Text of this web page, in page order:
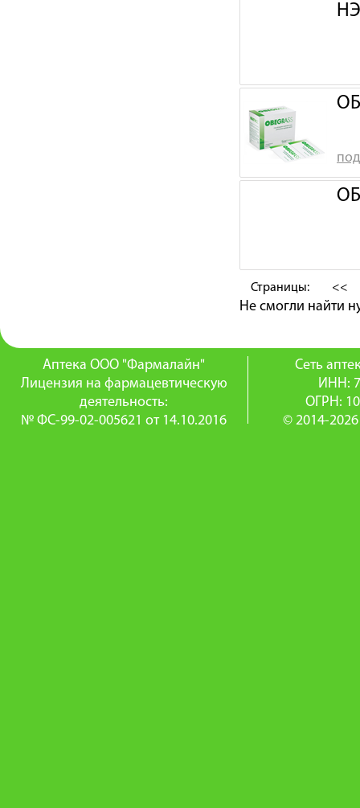
Страницы: <<
Не смогли найти
Аптека ООО "Фармалайн"
Лицензия на фармацевтическую
деятельность:
№ ФС-99-02-005621 от 14.10.2016
Сеть
ИНН:
ОГРН:
© 2014-